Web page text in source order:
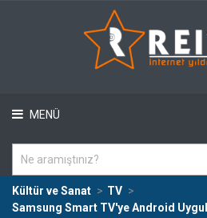
MENÜ
Kültür ve Sanat
TV
Samsung Smart TV'ye Android